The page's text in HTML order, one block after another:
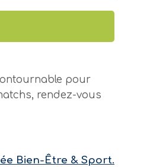
pour
rendez-vous
Bien-Être & Sport.